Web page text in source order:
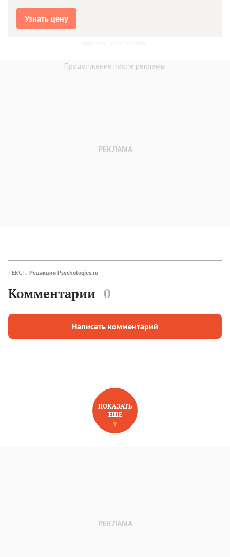
Узнать цену
ТЕКСТ: Редакция Psychologies.ru
Комментарии 0
Написать комментарий
НОВОЕ НА САЙТЕ
ПОКАЗАТЬ
ЕЩЕ